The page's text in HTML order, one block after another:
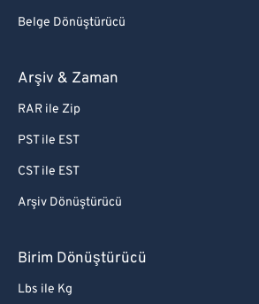
Belge Dönüştürücü
Arşiv & Zaman
RAR ile Zip
PST ile EST
CST ile EST
Arşiv Dönüştürücü
Birim Dönüştürücü
Lbs ile Kg